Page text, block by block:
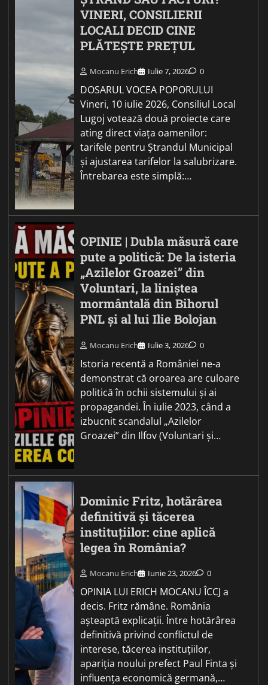
VINERI, CONSILIERII
LOCALI DECID CINE
PLĂTEȘTE PREȚUL
Mocanu Erich Iulie 7, 2026 0
DOSARUL VOCEA POPORULUI
Vineri, 10 iulie 2026, Consiliul Local
Lugoj votează două proiecte care
ating direct viața oamenilor:
tarifele pentru Ștrandul Municipal
și ajustarea tarifelor la salubrizare.
Întrebarea este simplă:…
OPINIE | Dubla măsură care
pute a politică: De la isteria
„Azilelor Groazei” din
Voluntari, la liniștea
mormântală din Bihorul
PNL și al lui Ilie Bolojan
Mocanu Erich Iulie 3, 2026 0
Istoria recentă a României ne-a
demonstrat că oroarea are culoare
politică în ochii sistemului și ai
propagandei. În iulie 2023, când a
izbucnit scandalul „Azilelor
Groazei” din Ilfov (Voluntari și…
Dominic Fritz, hotărârea
definitivă și tăcerea
instituțiilor: cine aplică
legea în România?
Mocanu Erich Iunie 23, 2026 0
OPINIA LUI ERICH MOCANU ÎCCJ a
decis. Fritz rămâne. România
așteaptă explicații. Între hotărârea
definitivă privind conflictul de
interese, tăcerea instituțiilor,
apariția noului prefect Paul Finta și
influența economică germană,…